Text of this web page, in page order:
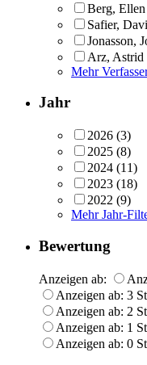
Berg, Ellen
Safier,
Jonasson,
Arz, Astrid
Mehr
Jahr
2026 (3)
2025 (8)
2024 (11)
2023 (18)
2022 (9)
Mehr Jahr-
Bewertung
Anzeigen ab:
Anzeigen ab: 3
Anzeigen ab: 2
Anzeigen ab: 1
Anzeigen ab: 0